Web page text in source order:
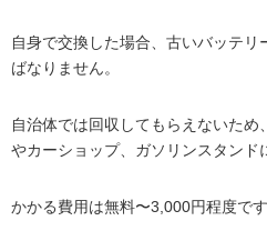
自身で交換した場合、古いバッテ
ばなりません。
自治体では回収してもらえないた
やカーショップ、ガソリンスタンド
かかる費用は無料〜3,000円程度です